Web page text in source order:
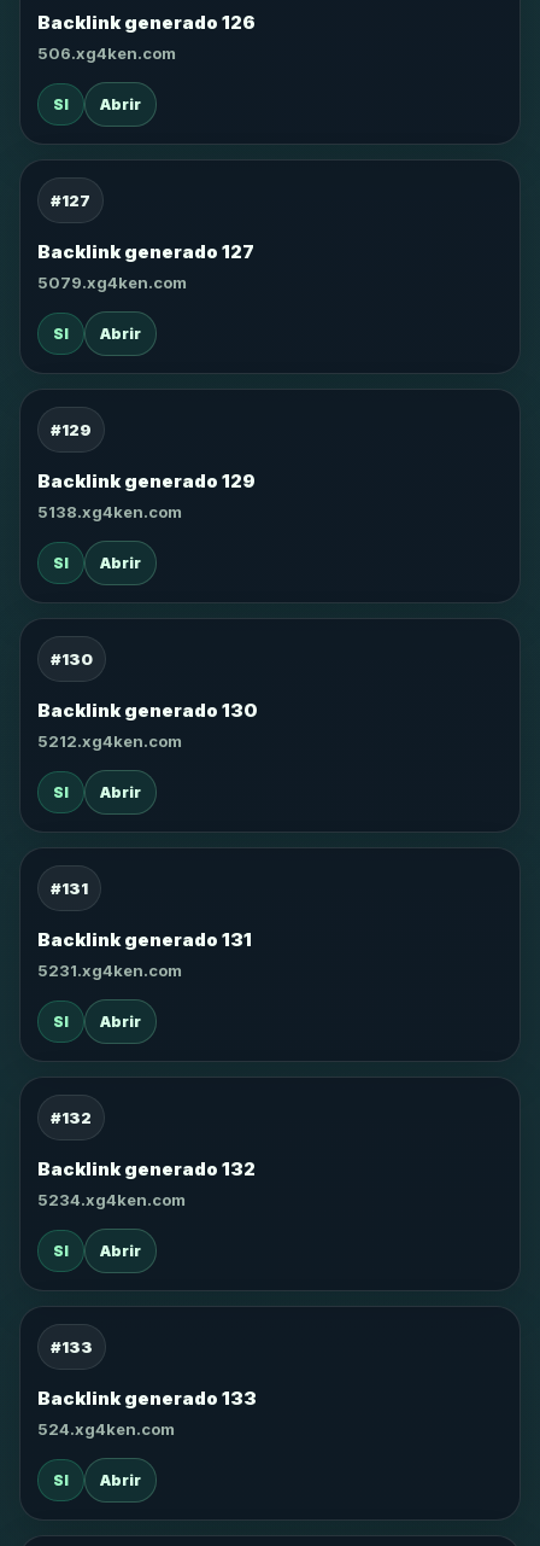
Backlink generado 126
506.xg4ken.com
SI Abrir
#127
Backlink generado 127
5079.xg4ken.com
SI Abrir
#129
Backlink generado 129
5138.xg4ken.com
SI Abrir
#130
Backlink generado 130
5212.xg4ken.com
SI Abrir
#131
Backlink generado 131
5231.xg4ken.com
SI Abrir
#132
Backlink generado 132
5234.xg4ken.com
SI Abrir
#133
Backlink generado 133
524.xg4ken.com
SI Abrir